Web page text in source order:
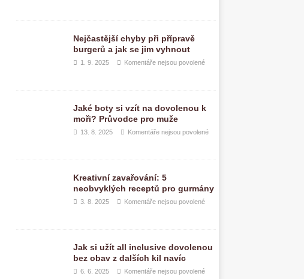
Nejčastější chyby při přípravě
burgerů a jak se jim vyhnout
1. 9. 2025 Komentáře nejsou povolené
Jaké boty si vzít na dovolenou k
moři? Průvodce pro muže
13. 8. 2025 Komentáře nejsou povolené
Kreativní zavařování: 5
neobvyklých receptů pro gurmány
3. 8. 2025 Komentáře nejsou povolené
Jak si užít all inclusive dovolenou
bez obav z dalších kil navíc
6. 6. 2025 Komentáře nejsou povolené